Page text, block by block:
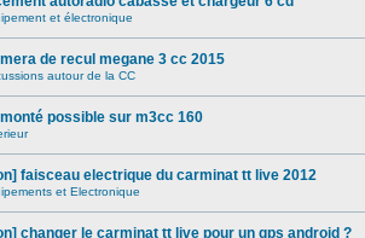
et électronique
de recul megane 3 cc 2015
autour de la CC
possible sur m3cc 160
faisceau electrique du carminat tt live 2012
et Electronique
changer le carminat tt live pour un gps android ?